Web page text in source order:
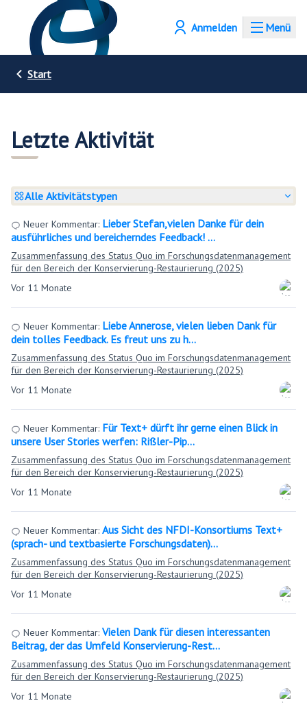
Menü
Anmelden
Start
Letzte Aktivität
Alle Aktivitätstypen
Vor 11 Monate
Neuer Kommentar: Lieber Stefan,vielen Danke für dein
ausführliches und bereicherndes Feedback! …
Zusammenfassung des Status Quo im Forschungsdatenmanagement
für den Bereich der Konservierung-Restaurierung (2025)
Vor 11 Monate
Neuer Kommentar: Liebe Annerose, vielen lieben Dank für
dein tolles Feedback. Es freut uns zu h…
Zusammenfassung des Status Quo im Forschungsdatenmanagement
für den Bereich der Konservierung-Restaurierung (2025)
Vor 11 Monate
Neuer Kommentar: Für Text+ dürft ihr gerne einen Blick in
unsere User Stories werfen: Rißler-Pip…
Zusammenfassung des Status Quo im Forschungsdatenmanagement
für den Bereich der Konservierung-Restaurierung (2025)
Vor 11 Monate
Neuer Kommentar: Aus Sicht des NFDI-Konsortiums Text+
(sprach- und textbasierte Forschungsdaten)…
Zusammenfassung des Status Quo im Forschungsdatenmanagement
für den Bereich der Konservierung-Restaurierung (2025)
Vor 11 Monate
Neuer Kommentar: Vielen Dank für diesen interessanten
Beitrag, der das Umfeld Konservierung-Rest…
Zusammenfassung des Status Quo im Forschungsdatenmanagement
für den Bereich der Konservierung-Restaurierung (2025)